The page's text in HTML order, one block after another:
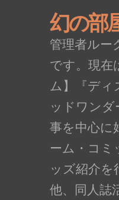
幻の部
管理者ルー
です。現在
ム】『ディ
ッドワンダ
事を中心に
ーム・コミ
ッズ紹介を
他、同人誌